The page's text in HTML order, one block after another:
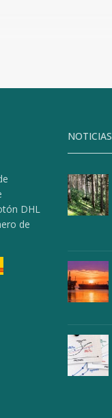
DHL
de
NOTICIAS